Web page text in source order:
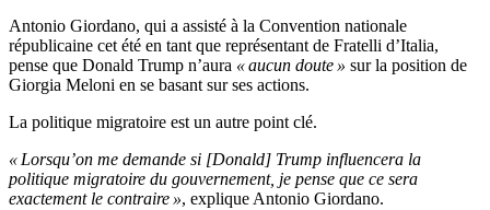
Antonio Giordano, qui a assisté à la Convention nationale
républicaine cet été en tant que représentant de Fratelli d’Italia,
pense que Donald Trump n’aura « aucun doute » sur la position de
Giorgia Meloni en se basant sur ses actions.
La politique migratoire est un autre point clé.
« Lorsqu’on me demande si [Donald] Trump influencera la
politique migratoire du gouvernement, je pense que ce sera
exactement le contraire », explique Antonio Giordano.